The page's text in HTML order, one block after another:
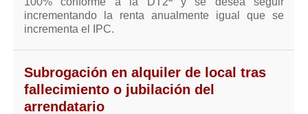
incrementando la renta anualmente igual que se
incrementa el IPC.
Subrogación en alquiler de local tras
fallecimiento o jubilación del
arrendatario